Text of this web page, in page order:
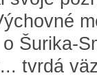
Šurika-
tvrdá